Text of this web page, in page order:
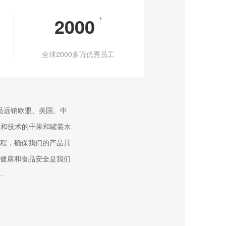
2000 +
全球2000多万优秀员工
销欧盟、美国、中
技术的干果和罐装水
，确保我们的产品具
康和食品安全是我们